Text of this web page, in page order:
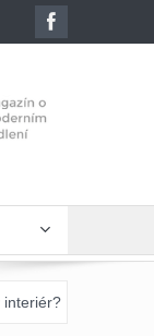
Otevřete dveře